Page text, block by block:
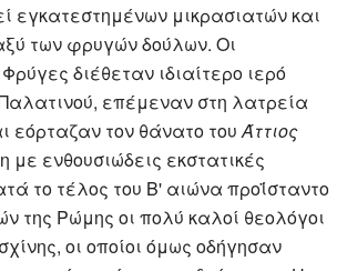
εγκατεστημένων μικρασιατών και
των φρυγών δούλων. Οι
διέθεταν ιδιαίτερο ιερό
επέμεναν στη λατρεία
εόρταζαν τον θάνατο του Άττιος
με ενθουσιώδεις εκστατικές
το τέλος του Β' αιώνα προΐσταντο
της Ρώμης οι πολύ καλοί θεολόγοι
οι οποίοι όμως οδήγησαν